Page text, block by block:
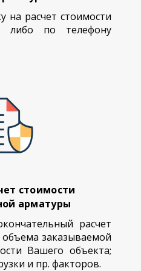
на расчет стоимости
либо по телефону
стоимости
арматуры
расчет
объема заказываемой
Вашего объекта;
и пр. факторов.